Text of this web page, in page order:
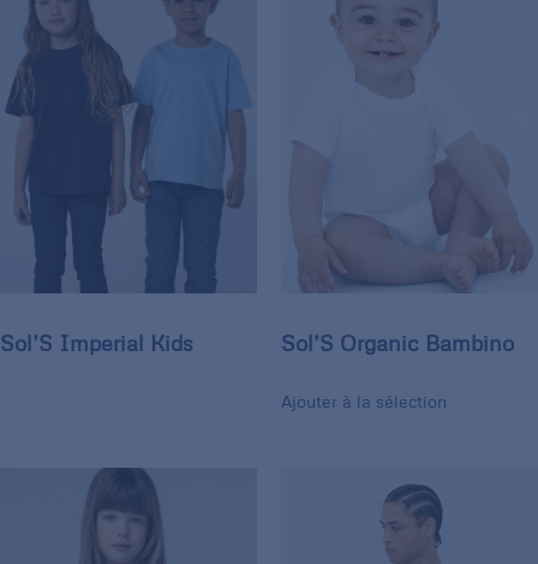
Sol’S Imperial Kids Sol’S Organic Bambino
Ajouter à la sélection